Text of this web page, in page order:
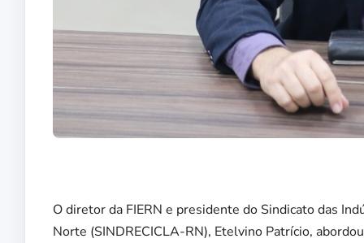
O diretor da FIERN e presidente do Sindicato das
Norte (SINDRECICLA-RN), Etelvino Patrício,